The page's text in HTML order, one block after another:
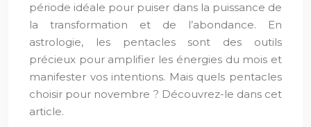
période idéale pour puiser dans la puissance de
la transformation et de l’abondance. En
astrologie, les pentacles sont des outils
précieux pour amplifier les énergies du mois et
manifester vos intentions. Mais quels pentacles
choisir pour novembre ? Découvrez-le dans cet
article.